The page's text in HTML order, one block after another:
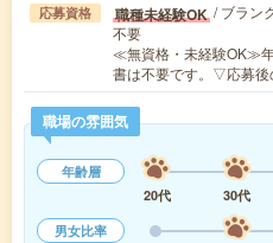
応募資格 職種未経験OK / ブラン
不要
≪無資格・未経験OK≫
書は不要です。▽応募
職場の雰囲気
年齢層
20代
30代
男女比率